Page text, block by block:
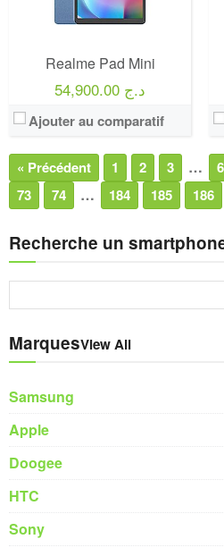
Realme Pad Mini
54,900.00 د.ج
Ajouter au comparatif
« Précédent 1 2 3 …
73
74 … 184 185 186
Recherche un
MarquesView All
Samsung
Apple
Doogee
HTC
Sony